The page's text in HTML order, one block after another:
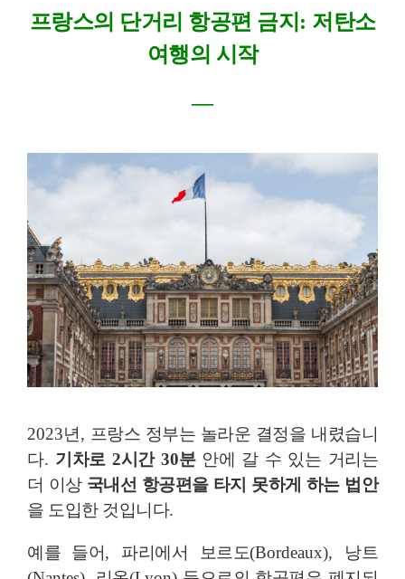
프랑스의 단거리 항공편 금지 : 저탄소
여행의 시작
―
2023년, 프랑스 정부는 놀라운 결정을 내렸습니
다. 기차로 2시간 30분 안에 갈 수 있는 거리는
더 이상 국내선 항공편을 타지 못하게 하는 법안
을 도입한 것입니다.
예를 들어, 파리에서 보르도(Bordeaux), 낭트